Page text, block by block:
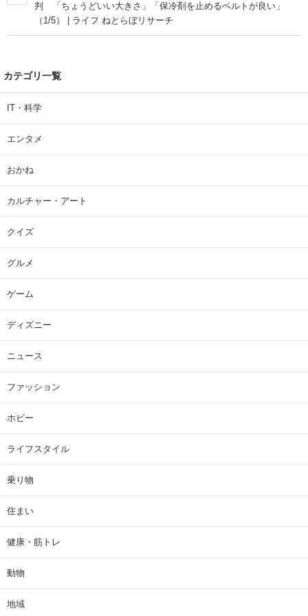
判 「ちょうどいい大きさ」「保冷剤を止めるベルトが良い」
（1/5） | ライフ ねとらぼリサーチ
カテゴリ一覧
IT・科学
エンタメ
おかね
カルチャー・アート
クイズ
グルメ
ゲーム
ディズニー
ニュース
ファッション
ホビー
ライフスタイル
乗り物
住まい
健康・筋トレ
動物
地域